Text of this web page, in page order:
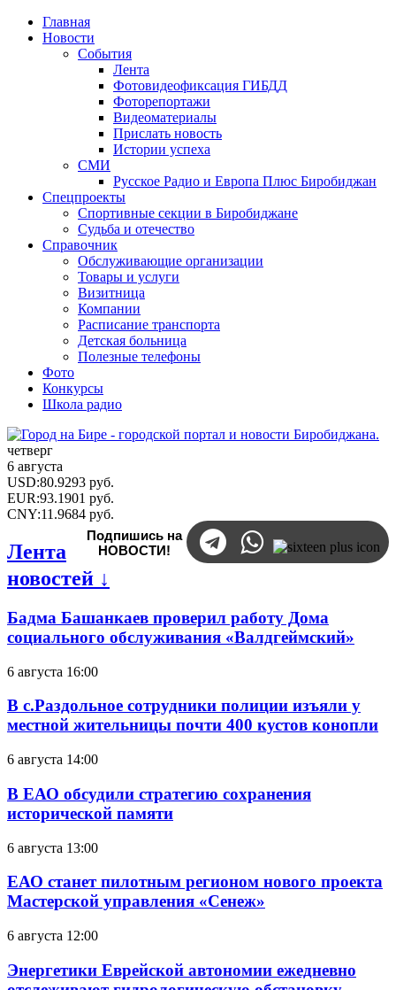
Главная
Новости
События
Лента
Фотовидеофиксация ГИБДД
Фоторепортажи
Видеоматериалы
Прислать новость
Истории успеха
СМИ
Русское Радио и Европа Плюс Биробиджан
Спецпроекты
Спортивные секции в Биробиджане
Судьба и отечество
Справочник
Обслуживающие организации
Товары и услуги
Визитница
Компании
Расписание транспорта
Детская больница
Полезные телефоны
Фото
Конкурсы
Школа радио
четверг
6 августа
USD:80.9293 руб.
EUR:93.1901 руб.
CNY:11.9684 руб.
Подпишись на
НОВОСТИ!
Лента
новостей ↓
Бадма Башанкаев проверил работу Дома
социального обслуживания «Валдгеймский»
6 августа 16:00
В с.Раздольное сотрудники полиции изъяли у
местной жительницы почти 400 кустов конопли
6 августа 14:00
В ЕАО обсудили стратегию сохранения
исторической памяти
6 августа 13:00
ЕАО станет пилотным регионом нового проекта
Мастерской управления «Сенеж»
6 августа 12:00
Энергетики Еврейской автономии ежедневно